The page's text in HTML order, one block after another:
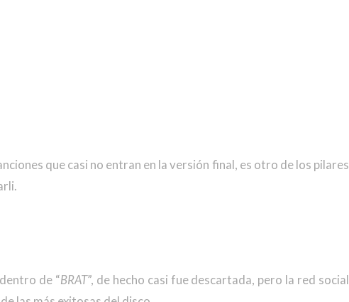
que casi no entran en la versión final, es otro de los pilares
de “BRAT”, de hecho casi fue descartada, pero la red social